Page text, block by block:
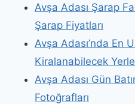
Avşa Adası Şarap
Şarap Fiyatları
Avşa Adası’nda En
Kiralanabilecek
Avşa Adası Gün
Fotoğrafları